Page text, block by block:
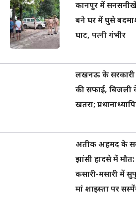
कानपुर में
बने घर में घुसे
घाट, पत्नी गंभीर
लखनऊ के सरकारी
की सफाई, बिजली
खतरा;
अतीक अहमद के
झांसी हादसे में मौत:
कसारी-मसारी में
मां शाइस्ता पर